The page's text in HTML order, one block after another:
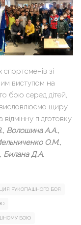
зі
виступом на
бою серед дітей,
висловлюємо щиру
підготовку
Волошина А.А.,
О.М.,
Билана Д.А.
РУКОПАШНОГО БОЯ
БОЮ